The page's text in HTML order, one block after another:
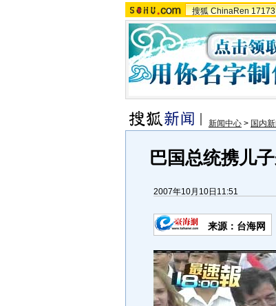
搜狐 ChinaRen 17173
新闻中心 > 国内
巴国总统携儿
2007年10月10日11:51
来源：台海网